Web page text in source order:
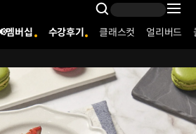
Search
멤버십 수강후기 클래스컷 얼리버드